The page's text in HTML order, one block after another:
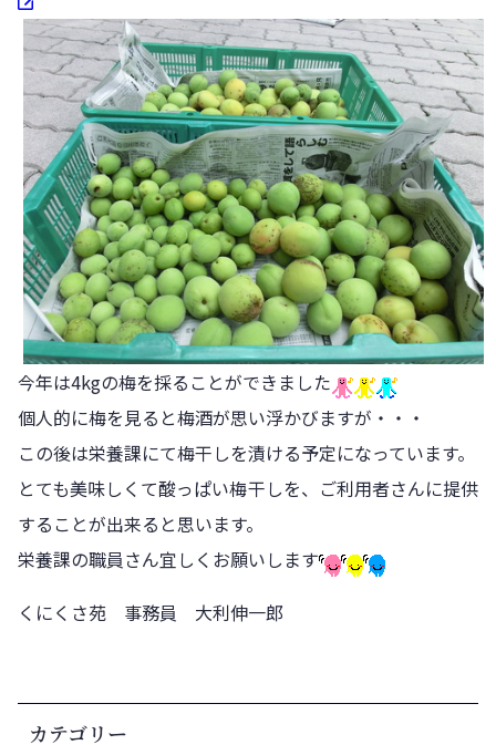
今年は4kgの梅を採ることができました
個人的に梅を見ると梅酒が思い浮かびますが・・・
この後は栄養課にて梅干しを漬ける予定になっています。
とても美味しくて酸っぱい梅干しを、ご利用者さんに提供
することが出来ると思います。
栄養課の職員さん宜しくお願いします
くにくさ苑 事務員 大利伸一郎
カテゴリー